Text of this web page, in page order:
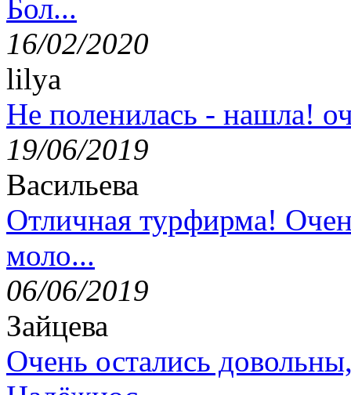
Бол...
16/02/2020
lilya
Не поленилась - нашла!
19/06/2019
Васильева
Отличная турфирма!
моло...
06/06/2019
Зайцева
Очень остались